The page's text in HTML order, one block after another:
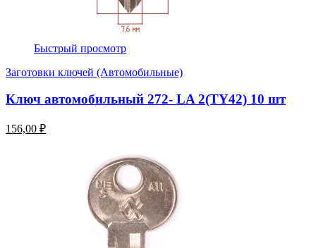
Быстрый просмотр
Заготовки ключей (Автомобильные)
Ключ автомобильный 272- LA 2(TY42) 10 шт
156,00 ₽